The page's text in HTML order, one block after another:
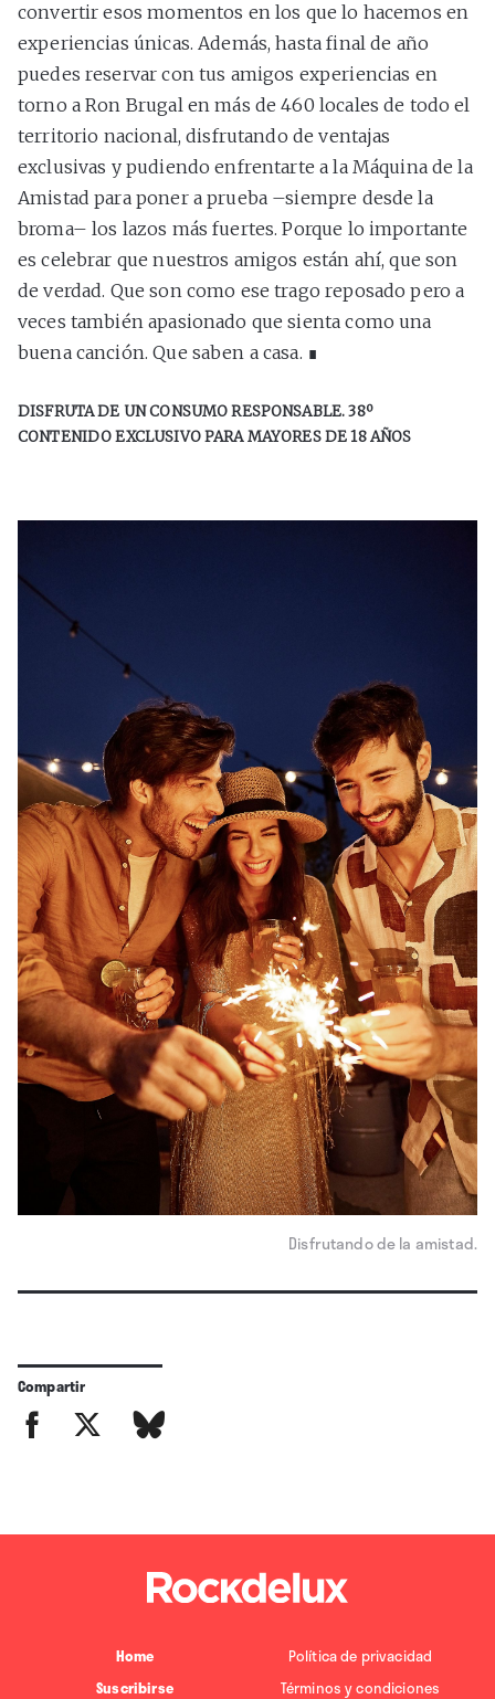
convertir esos momentos en los que lo hacemos en
experiencias únicas. Además, hasta final de año
puedes reservar con tus amigos experiencias en
torno a Ron Brugal en más de 460 locales de todo el
territorio nacional, disfrutando de ventajas
exclusivas y pudiendo enfrentarte a la Máquina de la
Amistad para poner a prueba –siempre desde la
broma– los lazos más fuertes. Porque lo importante
es celebrar que nuestros amigos están ahí, que son
de verdad. Que son como ese trago reposado pero a
veces también apasionado que sienta como una
buena canción. Que saben a casa. ∎
DISFRUTA DE UN CONSUMO RESPONSABLE. 38º
CONTENIDO EXCLUSIVO PARA MAYORES DE 18 AÑOS
Disfrutando de la amistad.
Compartir
Home
Suscribirse
Política de privacidad
Términos y condiciones